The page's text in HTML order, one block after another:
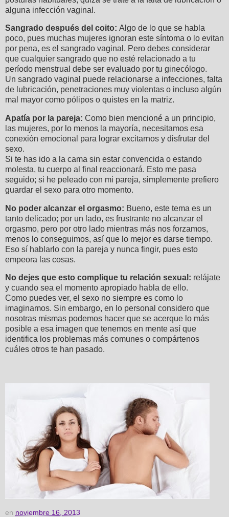
alguna infección vaginal.
Sangrado después del coito: Algo de lo que se habla
poco, pues muchas mujeres ignoran este síntoma o lo evitan
por pena, es el sangrado vaginal. Pero debes considerar
que cualquier sangrado que no esté relacionado a tu
período menstrual debe ser evaluado por tu ginecólogo.
Un sangrado vaginal puede relacionarse a infecciones, falta
de lubricación, penetraciones muy violentas o incluso algún
mal mayor como pólipos o quistes en la matriz.
Apatía por la pareja: Como bien mencioné a un principio,
las mujeres, por lo menos la mayoría, necesitamos esa
conexión emocional para lograr excitarnos y disfrutar del
sexo.
Si te has ido a la cama sin estar convencida o estando
molesta, tu cuerpo al final reaccionará. Esto me pasa
seguido; si he peleado con mi pareja, simplemente prefiero
guardar el sexo para otro momento.
No poder alcanzar el orgasmo: Bueno, este tema es un
tanto delicado; por un lado, es frustrante no alcanzar el
orgasmo, pero por otro lado mientras más nos forzamos,
menos lo conseguimos, así que lo mejor es darse tiempo.
Eso sí hablarlo con la pareja y nunca fingir, pues esto
empeora las cosas.
No dejes que esto complique tu relación sexual: relájate
y cuando sea el momento apropiado habla de ello.
Como puedes ver, el sexo no siempre es como lo
imaginamos. Sin embargo, en lo personal considero que
nosotras mismas podemos hacer que se acerque lo más
posible a esa imagen que tenemos en mente así que
identifica los problemas más comunes o compártenos
cuáles otros te han pasado.
en noviembre 16, 2013